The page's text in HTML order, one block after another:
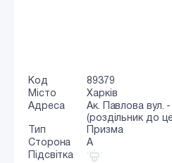
Код
89379
Місто
Харків
Адреса
Ак. Павлова вул.
(роздільник до
Тип
Призма
Сторона
A
Підсвітка